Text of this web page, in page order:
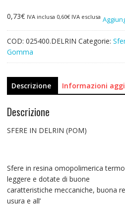
0,73€ IVA inclusa 0,60€IVA esclusa
COD: 025400.DELRIN Categorie:
Gomma
Descrizione Informazioni
Descrizione
SFERE IN DELRIN (POM)
Sfere in resina omopolimerica
leggere e dotate di buone
caratteristiche meccaniche, buona
usura e all’